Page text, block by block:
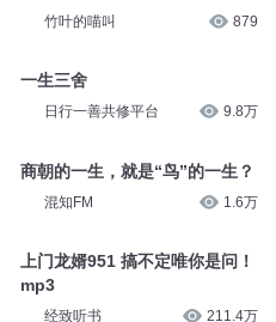
竹叶的喵叫 879
一生三舍
日行一善共修平台 9.8万
商朝的一生，就是“鸟”的一生？
混知FM 1.6万
上门龙婿951 搞不定唯你是问！
mp3
经致听书 211.4万